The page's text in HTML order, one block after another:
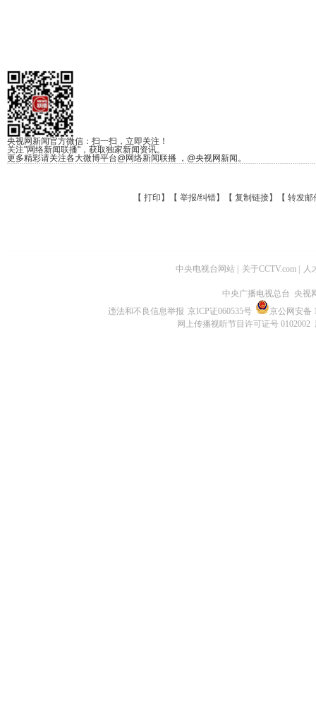
央视网新闻官方微信：扫一扫，立即关注！
关注"网络新闻联播"，获取独家新闻资讯。
更多精彩请关注各大微博平台@网络新闻联播 ，@央视网新闻。
【 打印 】【 举报/纠错】【 复制链接】【 转发邮
中央电视台网站 关于CCTV.com 人
中央广播电视总台 央视
违法和不良信息举报 京ICP证060535号
京公网安备
网上传播视听节目许可证号 0102002